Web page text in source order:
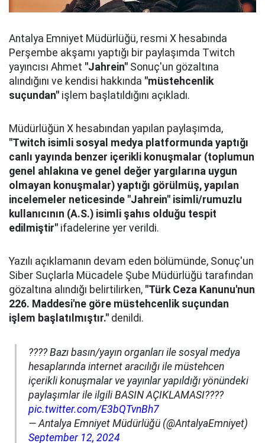
Antalya Emniyet Müdürlüğü, resmi X hesabında
Perşembe akşamı yaptığı bir paylaşımda Twitch
yayıncısı Ahmet "Jahrein" Sonuç'un gözaltına
alındığını ve kendisi hakkında "müstehcenlik
suçundan" işlem başlatıldığını açıkladı.
Müdürlüğün X hesabından yapılan paylaşımda,
"Twitch isimli sosyal medya platformunda yaptığı
canlı yayında benzer içerikli konuşmalar (toplumun
genel ahlakına ve genel değer yargılarına uygun
olmayan konuşmalar) yaptığı görülmüş, yapılan
incelemeler neticesinde "Jahrein" isimli/rumuzlu
kullanıcının (A.S.) isimli şahıs olduğu tespit
edilmiştir" ifadelerine yer verildi.
Yazılı açıklamanın devam eden bölümünde, Sonuç'un
Siber Suçlarla Mücadele Şube Müdürlüğü tarafından
gözaltına alındığı belirtilirken, "Türk Ceza Kanunu'nun
226. Maddesi'ne göre müstehcenlik suçundan
işlem başlatılmıştır." denildi.
???? Bazı basın/yayın organları ile sosyal medya
hesaplarında internet aracılığı ile müstehcen
içerikli konuşmalar ve yayınlar yapıldığı yönündeki
paylaşımlar ile ilgili BASIN AÇIKLAMASI????
pic.twitter.com/E3bQTvnBh7
— Antalya Emniyet Müdürlüğü (@AntalyaEmniyet)
September 12, 2024